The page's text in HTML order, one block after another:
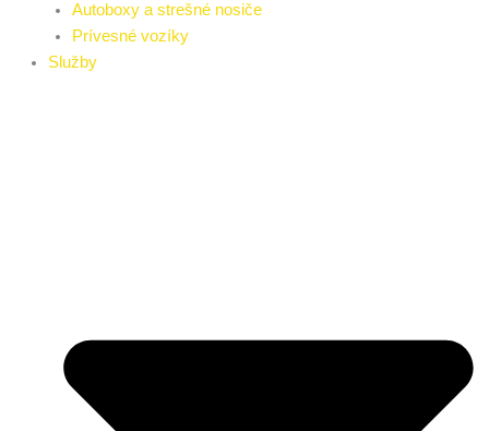
Autoboxy a strešné nosiče
Prívesné vozíky
Služby